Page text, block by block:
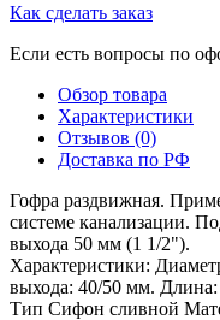
Как сделать заказ
Если есть вопросы по
Обзор товара
Характеристики
Отзывов (0)
Доставка по РФ
Гофра раздвижная.
системе канализации.
выхода 50 мм (1 1/2").
Характеристики:
выхода: 40/50 мм.
Тип Сифон сливной